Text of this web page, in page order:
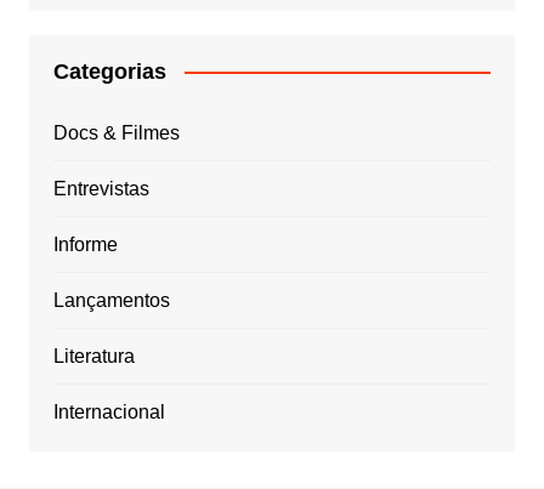
Categorias
Docs & Filmes
Entrevistas
Informe
Lançamentos
Literatura
Internacional